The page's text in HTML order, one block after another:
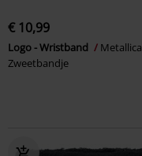
€ 10,99
Logo - Wristband
Metallica
Zweetbandje